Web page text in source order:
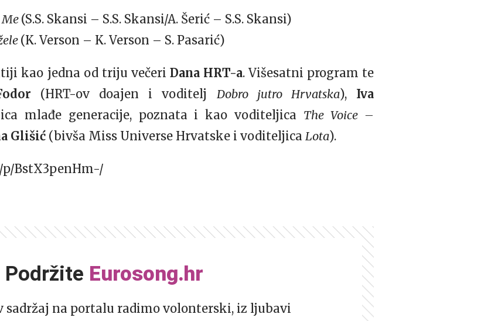
Me(S.S. Skansi – S.S. Skansi/A. Šerić – S.S. Skansi)
(K. Verson – K. Verson – S. Pasarić)
kao jedna od triju večeri Dana HRT-a. Višesatni program te
(HRT-ov doajen i voditelj Dobro jutro Hrvatska), Iva
mlađe generacije, poznata i kao voditeljica The Voice –
Glišić (bivša Miss Universe Hrvatske i voditeljica Lota).
BstX3penHm-/
Podržite Eurosong.hr
sadržaj na portalu radimo volonterski, iz ljubavi